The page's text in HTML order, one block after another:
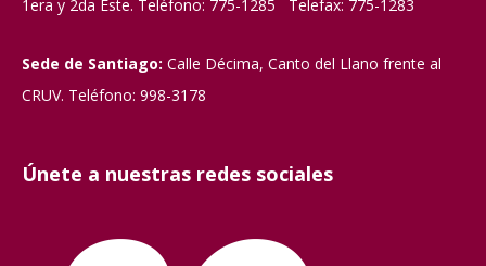
1era y 2da Este. Teléfono: 775-1285 Telefax: 775-1283
Sede de Santiago: Calle Décima, Canto del Llano frente al
CRUV. Teléfono: 998-3178
Únete a nuestras redes sociales